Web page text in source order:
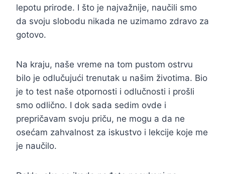
lepotu prirode. I što je najvažnije, naučili smo
da svoju slobodu nikada ne uzimamo zdravo za
gotovo.
Na kraju, naše vreme na tom pustom ostrvu
bilo je odlučujući trenutak u našim životima. Bio
je to test naše otpornosti i odlučnosti i prošli
smo odlično. I dok sada sedim ovde i
prepričavam svoju priču, ne mogu a da ne
osećam zahvalnost za iskustvo i lekcije koje me
je naučilo.